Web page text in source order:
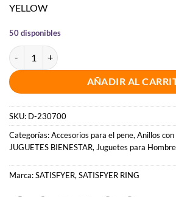
YELLOW
50 disponibles
SATISFYER - SPECTACULAR DUO
AÑADIR AL
SKU: D-230700
Categorías:Accesorios para el pene, Anillos
JUGUETES BIENESTAR, Juguetes para
Marca:SATISFYER, SATISFYER RING